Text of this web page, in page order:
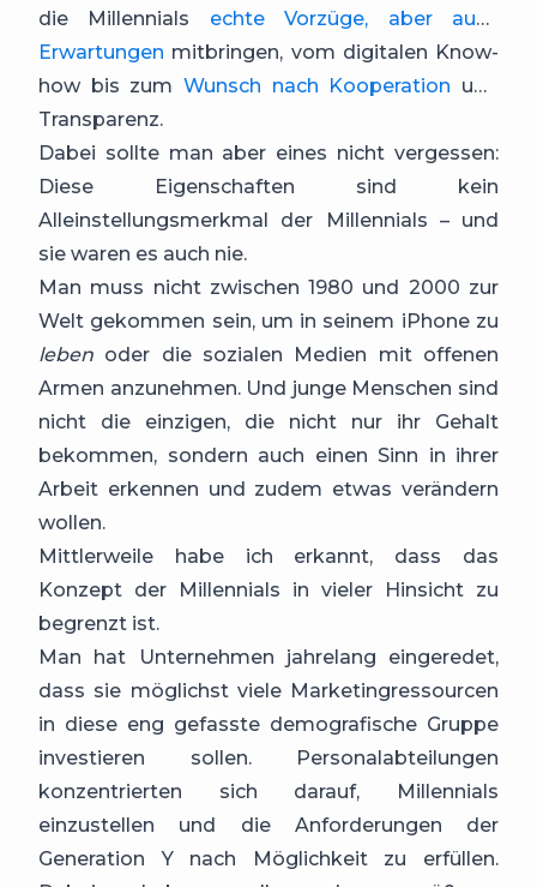
die Millennials echte Vorzüge, aber auch
Erwartungen mitbringen, vom digitalen Know-
how bis zum Wunsch nach Kooperation und
Transparenz.
Dabei sollte man aber eines nicht vergessen:
Diese Eigenschaften sind kein
Alleinstellungsmerkmal der Millennials – und
sie waren es auch nie.
Man muss nicht zwischen 1980 und 2000 zur
Welt gekommen sein, um in seinem iPhone zu
leben oder die sozialen Medien mit offenen
Armen anzunehmen. Und junge Menschen sind
nicht die einzigen, die nicht nur ihr Gehalt
bekommen, sondern auch einen Sinn in ihrer
Arbeit erkennen und zudem etwas verändern
wollen.
Mittlerweile habe ich erkannt, dass das
Konzept der Millennials in vieler Hinsicht zu
begrenzt ist.
Man hat Unternehmen jahrelang eingeredet,
dass sie möglichst viele Marketingressourcen
in diese eng gefasste demografische Gruppe
investieren sollen. Personalabteilungen
konzentrierten sich darauf, Millennials
einzustellen und die Anforderungen der
Generation Y nach Möglichkeit zu erfüllen.